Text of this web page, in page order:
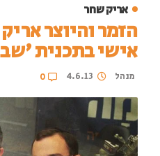
אריק שחר
הזמר והיוצר
אישי בתכנית
מנהל 4.6.13
0